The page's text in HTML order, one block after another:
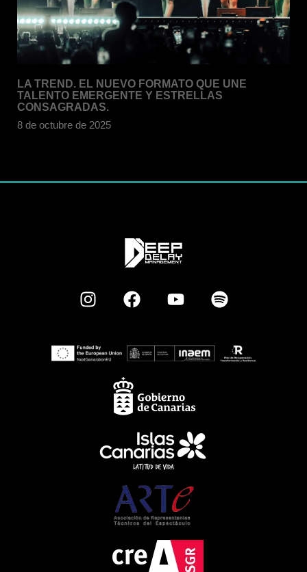
LA TREND. EL NUEVO FORMATO QUE UNE
TALENTO EMERGENTE Y ESTRELLAS
CONSAGRADAS.
8 de octubre de 2025